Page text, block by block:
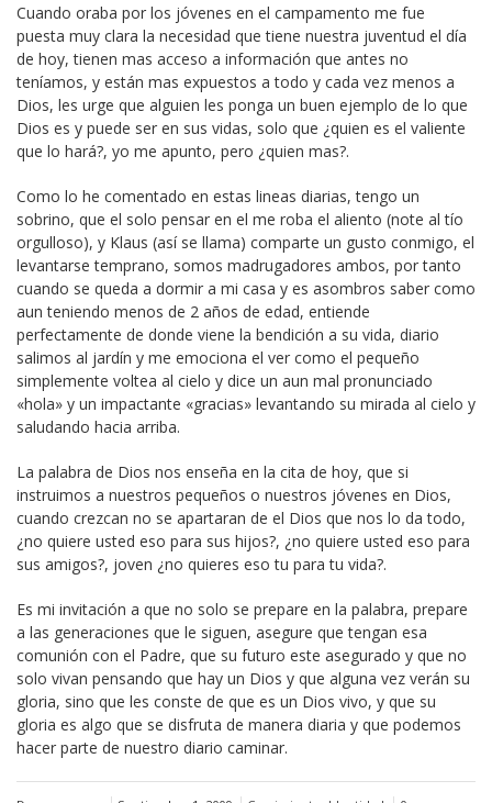
Cuando oraba por los jóvenes en el campamento me fue
puesta muy clara la necesidad que tiene nuestra juventud el día
de hoy, tienen mas acceso a información que antes no
teníamos, y están mas expuestos a todo y cada vez menos a
Dios, les urge que alguien les ponga un buen ejemplo de lo que
Dios es y puede ser en sus vidas, solo que ¿quien es el valiente
que lo hará?, yo me apunto, pero ¿quien mas?.
Como lo he comentado en estas lineas diarias, tengo un
sobrino, que el solo pensar en el me roba el aliento (note al tío
orgulloso), y Klaus (así se llama) comparte un gusto conmigo, el
levantarse temprano, somos madrugadores ambos, por tanto
cuando se queda a dormir a mi casa y es asombros saber como
aun teniendo menos de 2 años de edad, entiende
perfectamente de donde viene la bendición a su vida, diario
salimos al jardín y me emociona el ver como el pequeño
simplemente voltea al cielo y dice un aun mal pronunciado
«hola» y un impactante «gracias» levantando su mirada al cielo y
saludando hacia arriba.
La palabra de Dios nos enseña en la cita de hoy, que si
instruimos a nuestros pequeños o nuestros jóvenes en Dios,
cuando crezcan no se apartaran de el Dios que nos lo da todo,
¿no quiere usted eso para sus hijos?, ¿no quiere usted eso para
sus amigos?, joven ¿no quieres eso tu para tu vida?.
Es mi invitación a que no solo se prepare en la palabra, prepare
a las generaciones que le siguen, asegure que tengan esa
comunión con el Padre, que su futuro este asegurado y que no
solo vivan pensando que hay un Dios y que alguna vez verán su
gloria, sino que les conste de que es un Dios vivo, y que su
gloria es algo que se disfruta de manera diaria y que podemos
hacer parte de nuestro diario caminar.